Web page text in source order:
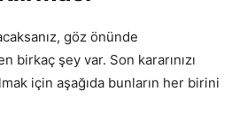
göz önünde
birkaç şey var. Son kararınızı
için aşağıda bunların her birini